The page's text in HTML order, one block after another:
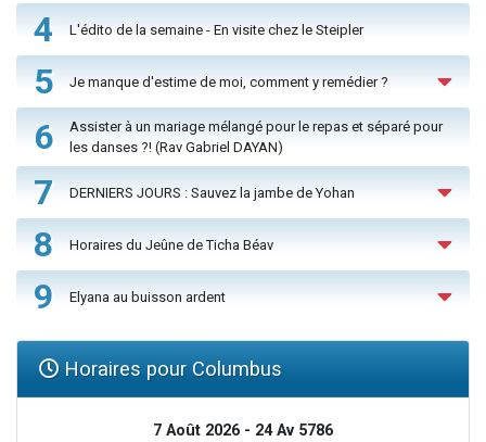
4 L'édito de la semaine - En visite chez le Steipler
5 Je manque d'estime de moi, comment y remédier ?
6
Assister à un mariage mélangé pour le repas et séparé pour
les danses ?! (Rav Gabriel DAYAN)
7 DERNIERS JOURS : Sauvez la jambe de Yohan
8 Horaires du Jeûne de Ticha Béav
9 Elyana au buisson ardent
Horaires pour Columbus
7 Août 2026 - 24 Av 5786